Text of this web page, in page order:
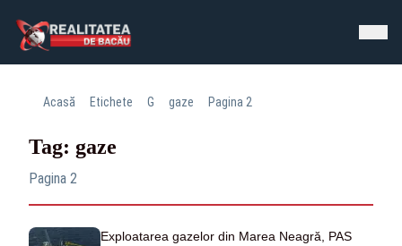
Acasă Etichete G gaze Pagina 2
Tag: gaze
Pagina 2
Exploatarea gazelor din Marea Neagră, PAS